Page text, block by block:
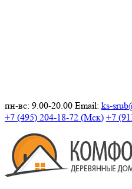
пн-вс: 9.00-20.00 Email: ks-
+7 (495) 204-18-72 (Мск) +7